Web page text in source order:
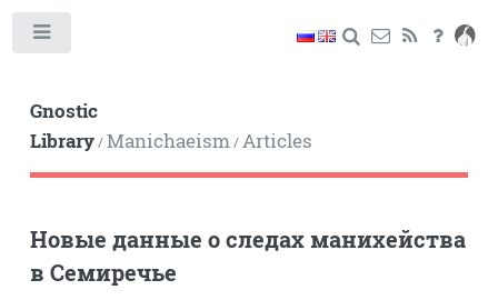
Gnostic
Library/Manichaeism/Articles
Новые данные о следах манихейства
в Семиречье